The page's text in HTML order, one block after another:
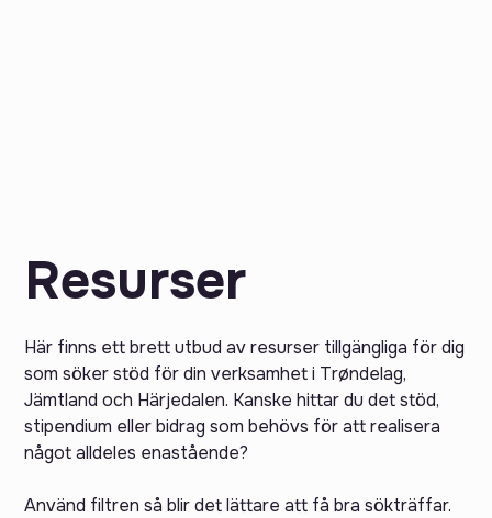
Resurser
Här finns ett brett utbud av resurser tillgängliga för dig
som söker stöd för din verksamhet i Trøndelag,
Jämtland och Härjedalen. Kanske hittar du det stöd,
stipendium eller bidrag som behövs för att realisera
något alldeles enastående?
Använd filtren så blir det lättare att få bra sökträffar.